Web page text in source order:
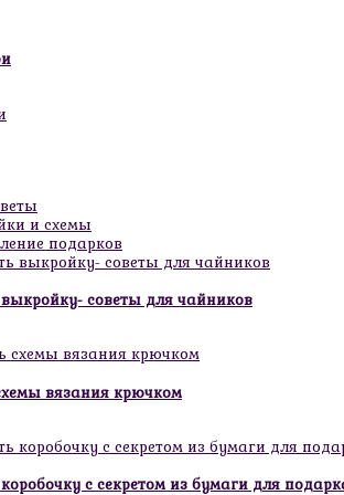
и схемы
подарков
советы для чайников
вязания крючком
с секретом из бумаги для